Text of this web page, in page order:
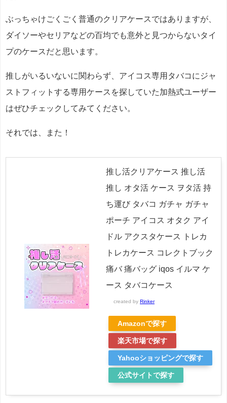
ぶっちゃけごくごく普通のクリアケースではありますが、
ダイソーやセリアなどの百均でも意外と見つからないタイ
プのケースだと思います。
推しがいるいないに関わらず、アイコス専用タバコにジャ
ストフィットする専用ケースを探していた加熱式ユーザー
はぜひチェックしてみてください。
それでは、また！
推し活クリアケース 推し活
推し オタ活 ケース ヲタ活 持
ち運び タバコ ガチャ ガチャ
ポーチ アイコス オタク アイ
ドル アクスタケース トレカ
トレカケース コレクトブック
痛バ 痛バッグ iqos イルマ ケ
ース タバコケース
created by Rinker
Amazonで探す
楽天市場で探す
Yahooショッピングで探す
公式サイトで探す